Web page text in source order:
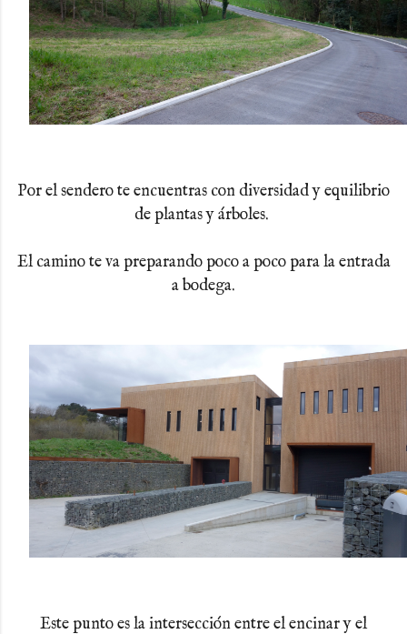
Por el sendero te encuentras con diversidad y equilibrio
de plantas y árboles.
El camino te va preparando poco a poco para la entrada
a bodega.
Este punto es la intersección entre el encinar y el